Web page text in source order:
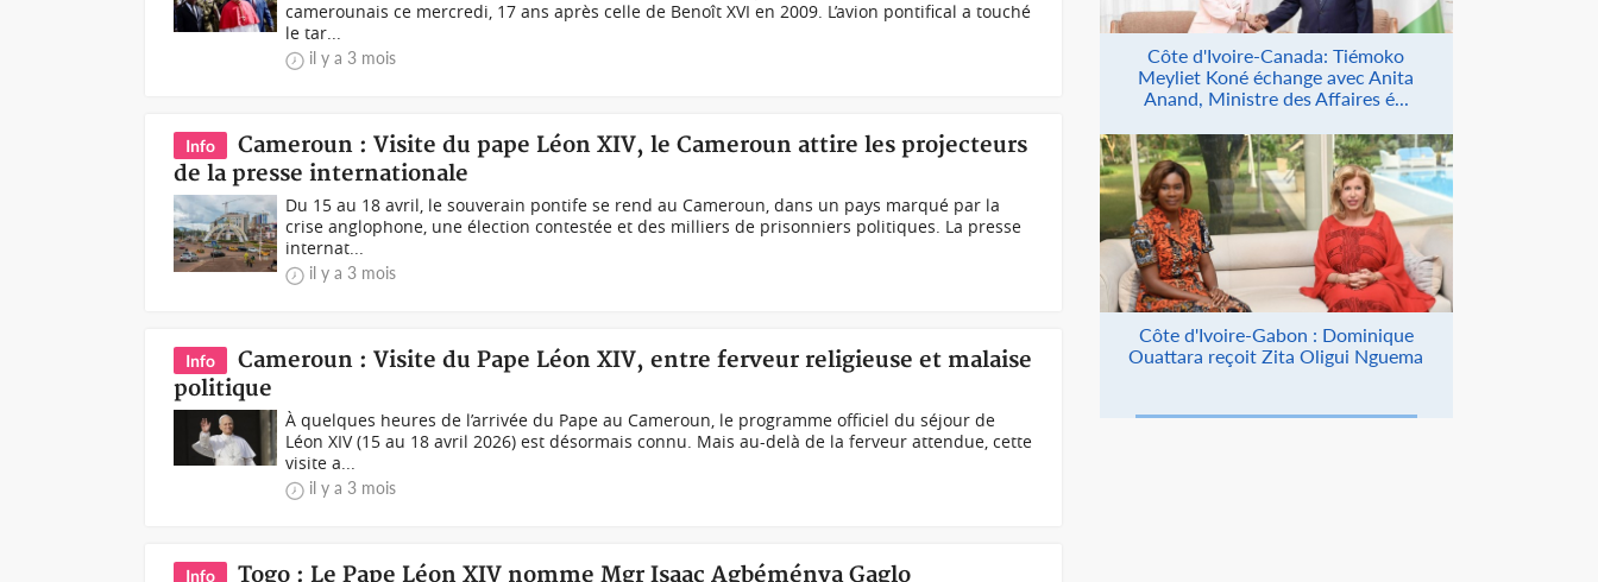
camerounais ce mercredi, 17 ans après celle de Benoît XVI en 2009. L’avion pontifical a touché
le tar...
il y a 3 mois
Info
Cameroun : Visite du pape Léon XIV, le Cameroun attire les projecteurs
de la presse internationale
Du 15 au 18 avril, le souverain pontife se rend au Cameroun, dans un pays marqué par la
crise anglophone, une élection contestée et des milliers de prisonniers politiques. La presse
internat...
il y a 3 mois
Info
Cameroun : Visite du Pape Léon XIV, entre ferveur religieuse et malaise
politique
À quelques heures de l’arrivée du Pape au Cameroun, le programme officiel du séjour de
Léon XIV (15 au 18 avril 2026) est désormais connu. Mais au-delà de la ferveur attendue, cette
visite a...
il y a 3 mois
Info
Togo : Le Pape Léon XIV nomme Mgr Isaac Agbéménya Gaglo
Côte d'Ivoire-Canada: Tiémoko
Meyliet Koné échange avec Anita
Anand, Ministre des Affaires é...
Côte d'Ivoire-Gabon : Dominique
Ouattara reçoit Zita Oligui Nguema